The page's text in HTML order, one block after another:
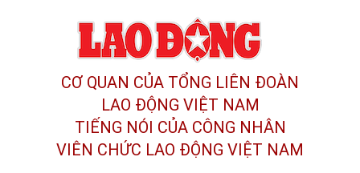
CƠ QUAN CỦA TỔNG LIÊN ĐOÀN
LAO ĐỘNG VIỆT NAM
TIẾNG NÓI CỦA CÔNG NHÂN
VIÊN CHỨC LAO ĐỘNG VIỆT NAM